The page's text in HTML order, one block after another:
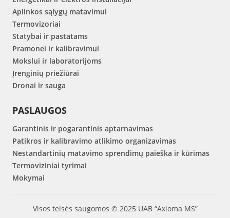
Aplinkos sąlygų matavimui
Termovizoriai
Statybai ir pastatams
Pramonei ir kalibravimui
Mokslui ir laboratorijoms
Įrenginių priežiūrai
Dronai ir sauga
PASLAUGOS
Garantinis ir pogarantinis aptarnavimas
Patikros ir kalibravimo atlikimo organizavimas
Nestandartinių matavimo sprendimų paieška ir kūrimas
Termoviziniai tyrimai
Mokymai
Visos teisės saugomos © 2025 UAB “Axioma MS”